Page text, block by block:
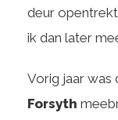
deur
ik dan later
Vorig jaar was
Forsyth